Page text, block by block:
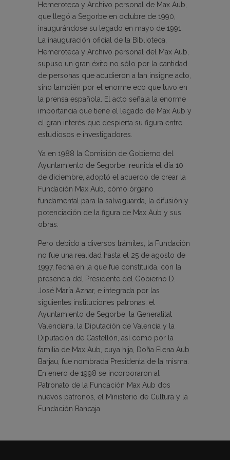
Hemeroteca y Archivo personal de Max Aub,
que llegó a Segorbe en octubre de 1990,
inaugurándose su legado en mayo de 1991.
La inauguración oficial de la Biblioteca,
Hemeroteca y Archivo personal del Max Aub,
supuso un gran éxito no sólo por la cantidad
de personas que acudieron a tan insigne acto,
sino también por el enorme eco que tuvo en
la prensa española. El acto señala la enorme
importancia que tiene el legado de Max Aub y
el gran interés que despierta su figura entre
estudiosos e investigadores.
Ya en 1988 la Comisión de Gobierno del
Ayuntamiento de Segorbe, reunida el día 10
de diciembre, adoptó el acuerdo de crear la
Fundación Max Aub, cómo órgano
fundamental para la salvaguarda, la difusión y
potenciación de la figura de Max Aub y sus
obras.
Pero debido a diversos trámites, la Fundación
no fue una realidad hasta el 25 de agosto de
1997, fecha en la que fue constituida, con la
presencia del Presidente del Gobierno D.
José María Aznar, e integrada por las
siguientes instituciones patronas: el
Ayuntamiento de Segorbe, la Generalitat
Valenciana, la Diputación de Valencia y la
Diputación de Castellón, así como por la
familia de Max Aub, cuya hija, Doña Elena Aub
Barjau, fue nombrada Presidenta de la misma.
En enero de 1998 se incorporaron al
Patronato de la Fundación Max Aub dos
nuevos patronos, el Ministerio de Cultura y la
Fundación Bancaja.